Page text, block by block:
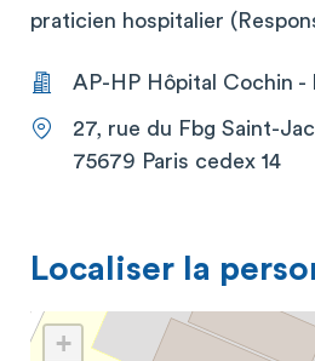
praticien hospitalier
AP-HP Hôpital Cochin -
27, rue du Fbg Saint-
75679 Paris cedex 14
Localiser la
+